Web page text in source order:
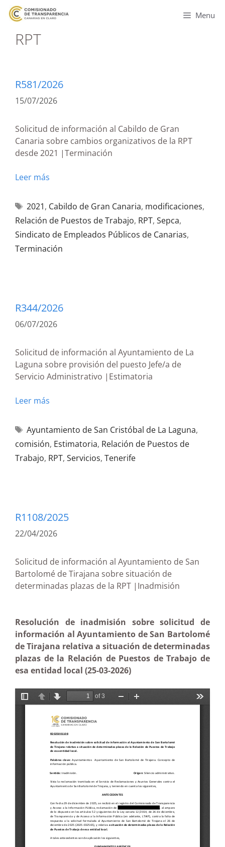
Menu
RPT
R581/2026
15/07/2026
Solicitud de información al Cabildo de Gran
Canaria sobre cambios organizativos de la RPT
desde 2021 |Terminación
Leer más
2021, Cabildo de Gran Canaria, modificaciones,
Relación de Puestos de Trabajo, RPT, Sepca,
Sindicato de Empleados Públicos de Canarias,
Terminación
R344/2026
06/07/2026
Solicitud de información al Ayuntamiento de La
Laguna sobre provisión del puesto Jefe/a de
Servicio Administrativo |Estimatoria
Leer más
Ayuntamiento de San Cristóbal de La Laguna,
comisión, Estimatoria, Relación de Puestos de
Trabajo, RPT, Servicios, Tenerife
R1108/2025
22/04/2026
Solicitud de información al Ayuntamiento de San
Bartolomé de Tirajana sobre situación de
determinadas plazas de la RPT |Inadmisión
Resolución de inadmisión sobre solicitud de
información al Ayuntamiento de San Bartolomé
de Tirajana relativa a situación de determinadas
plazas de la Relación de Puestos de Trabajo de
esa entidad local (25-03-2026)